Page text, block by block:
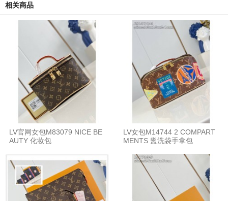
相关商品
LV官网女包M83079 NICE BE
AUTY 化妆包
LV女包M14744 2 COMPART
MENTS 盥洗袋手拿包